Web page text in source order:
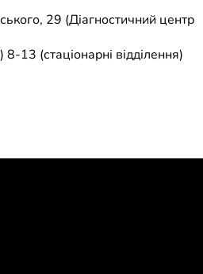
29 (Діагностичний центр
13 (стаціонарні відділення)